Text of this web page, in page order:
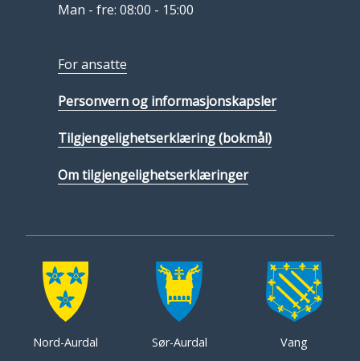
Man - fre: 08:00 - 15:00
For ansatte
Personvern og informasjonskapsler
Tilgjengelighetserklæring (bokmål)
Om tilgjengelighetserklæringer
Nord-Aurdal Sør-Aurdal Vang